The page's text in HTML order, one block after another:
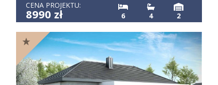
CENA PROJEKTU:
8990 zł 6 4 2